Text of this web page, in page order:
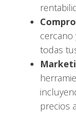
cercano
todas
precios